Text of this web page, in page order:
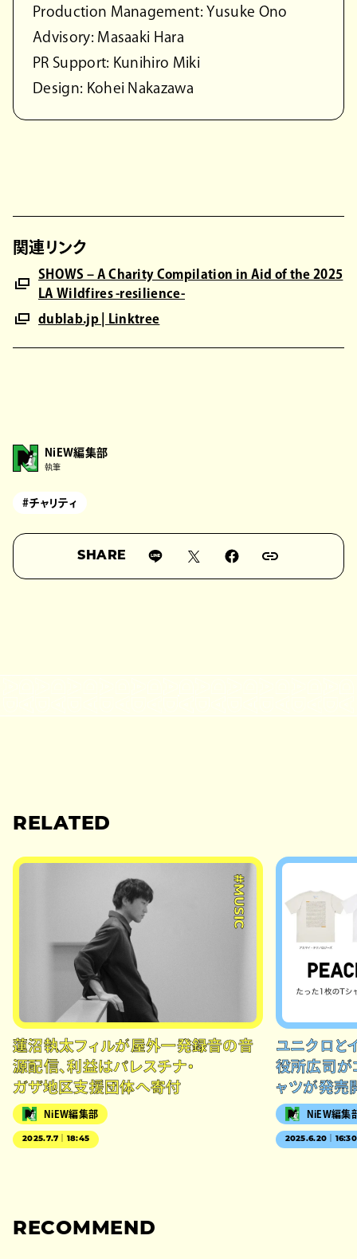
Production Management: Yusuke Ono
Advisory: Masaaki Hara
PR Support: Kunihiro Miki
Design: Kohei Nakazawa
関連リンク
SHOWS – A Charity Compilation in Aid of the 2025
LA Wildfires -resilience-
dublab.jp | Linktree
NiEW編集部
執筆
#チャリティ
SHARE
RELATED
#MUSIC
蓮沼執太フィルが屋外一発録音の音
源配信、利益はパレスチナ・
ガザ地区支援団体へ寄付
NiEW編集部
2025.7.7｜18:45
ユニクロと
役所広司が
ャツが発売
NiEW編集
2025.6.20｜16:30
RECOMMEND